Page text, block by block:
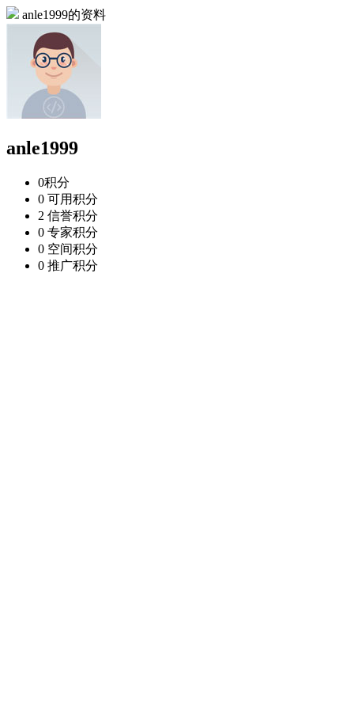
anle1999的资料
anle1999
0积分
0 可用积分
2 信誉积分
0 专家积分
0 空间积分
0 推广积分